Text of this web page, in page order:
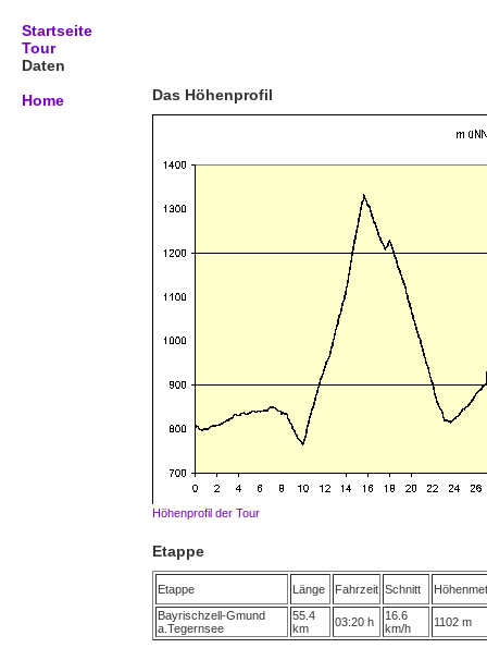
Startseite
Tour
Daten
Home
Das Höhenprofil
Höhenprofil der Tour
Etappe
Etappe Länge Fahrzeit Schnitt
Bayrischzell-Gmund
a.Tegernsee
55.4
km
03:20 h
16.6
km/h
1102 m